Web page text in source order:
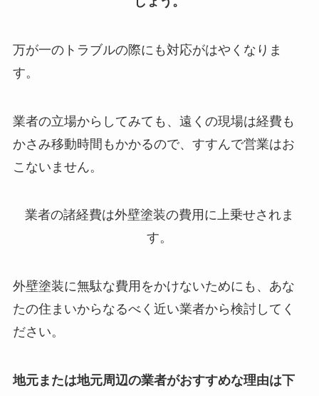
万が一のトラブルの際にも対応がはやくなりま
す。
業者の立場からしてみても、遠くの現場は経費も
かさみ移動時間もかかるので、すすんで営業はお
こないません。
業者の諸経費は外壁塗装の費用に上乗せされま
す。
外壁塗装に無駄な費用をかけないためにも、あな
たの住まいからなるべく近い業者から検討してく
ださい。
地元または地元周辺の業者がおすすめな理由は下